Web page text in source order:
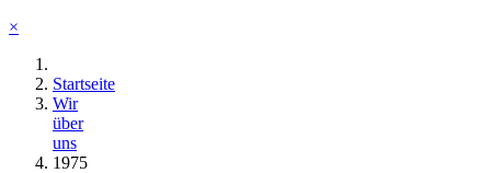
×
Startseite
Wir
über
uns
1975